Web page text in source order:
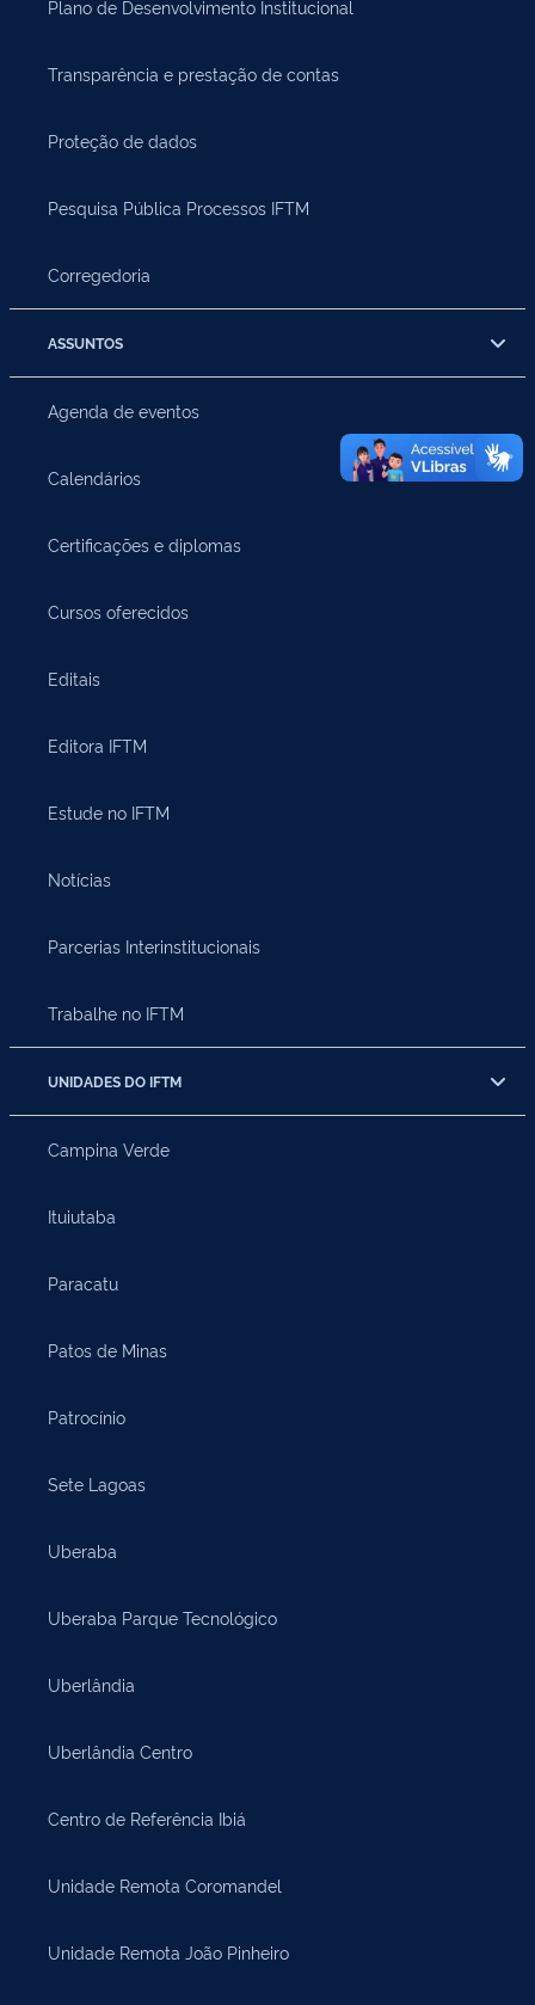
Plano de Desenvolvimento Institucional
Transparência e prestação de contas
Proteção de dados
Pesquisa Pública Processos IFTM
Corregedoria
ASSUNTOS
Agenda de eventos
Calendários
Certificações e diplomas
Cursos oferecidos
Editais
Editora IFTM
Estude no IFTM
Notícias
Parcerias Interinstitucionais
Trabalhe no IFTM
UNIDADES DO IFTM
Campina Verde
Ituiutaba
Paracatu
Patos de Minas
Patrocínio
Sete Lagoas
Uberaba
Uberaba Parque Tecnológico
Uberlândia
Uberlândia Centro
Centro de Referência Ibiá
Unidade Remota Coromandel
Unidade Remota João Pinheiro